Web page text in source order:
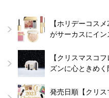
【ホリデーコス
がサーカスにイン
【クリスマスコ
ズンに心ときめ
発売日順【クリス